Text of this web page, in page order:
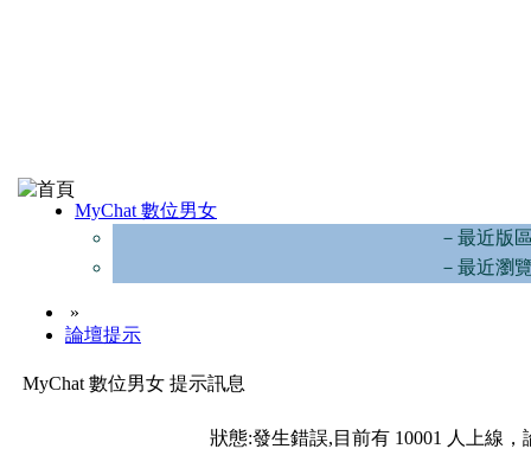
MyChat 數位男女
－最近版
－最近瀏
»
論壇提示
MyChat 數位男女 提示訊息
狀態:發生錯誤,目前有 10001 人上線